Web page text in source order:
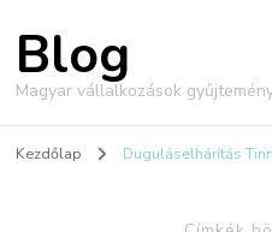
Blog
Magyar vállalkozások
Kezdőlap Duguláselhárítás